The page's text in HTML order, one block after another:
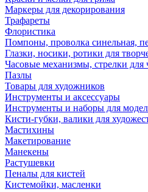
Маркеры для декорирования
Трафареты
Флористика
Помпоны, проволка синельная,
Глазки, носики, ротики для
Часовые механизмы, стрелки для
Пазлы
Товары для художников
Инструменты и аксессуары
Инструменты и наборы для
Кисти-губки, валики для
Мастихины
Макетирование
Манекены
Растушевки
Пеналы для кистей
Кистемойки, масленки